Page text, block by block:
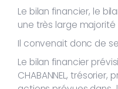
Le bilan financier, le
une très large majorité
Il convenait donc de
Le bilan financier
CHABANNEL,